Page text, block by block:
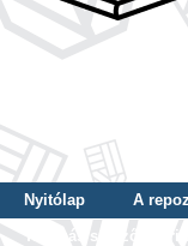
Nyitólap A
Tallózás szerző